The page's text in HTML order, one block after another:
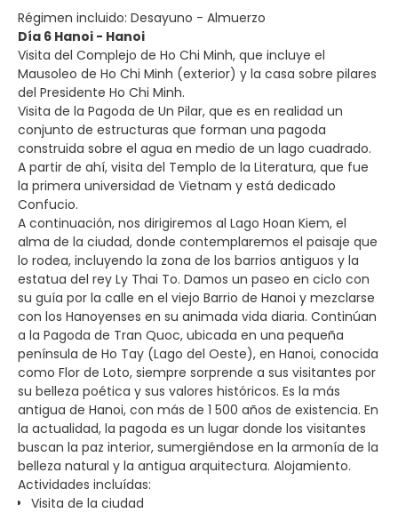
Régimen incluido: Desayuno - Almuerzo
Día 6 Hanoi - Hanoi
Visita del Complejo de Ho Chi Minh, que incluye el
Mausoleo de Ho Chi Minh (exterior) y la casa sobre pilares
del Presidente Ho Chi Minh.
Visita de la Pagoda de Un Pilar, que es en realidad un
conjunto de estructuras que forman una pagoda
construida sobre el agua en medio de un lago cuadrado.
A partir de ahí, visita del Templo de la Literatura, que fue
la primera universidad de Vietnam y está dedicado
Confucio.
A continuación, nos dirigiremos al Lago Hoan Kiem, el
alma de la ciudad, donde contemplaremos el paisaje que
lo rodea, incluyendo la zona de los barrios antiguos y la
estatua del rey Ly Thai To. Damos un paseo en ciclo con
su guía por la calle en el viejo Barrio de Hanoi y mezclarse
con los Hanoyenses en su animada vida diaria. Continúan
a la Pagoda de Tran Quoc, ubicada en una pequeña
península de Ho Tay (Lago del Oeste), en Hanoi, conocida
como Flor de Loto, siempre sorprende a sus visitantes por
su belleza poética y sus valores históricos. Es la más
antigua de Hanoi, con más de 1 500 años de existencia. En
la actualidad, la pagoda es un lugar donde los visitantes
buscan la paz interior, sumergiéndose en la armonía de la
belleza natural y la antigua arquitectura. Alojamiento.
Actividades incluídas:
Visita de la ciudad